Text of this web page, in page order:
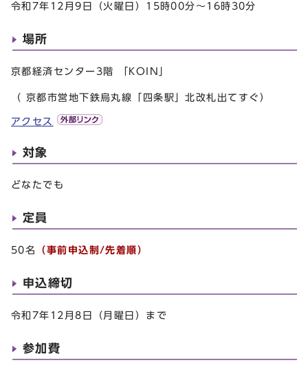
令和7年12月9日（火曜日）15時00分～16時30分
場所
京都経済センター3階 「KOIN」
（ 京都市営地下鉄烏丸線「四条駅」北改札出てすぐ）
アクセス
対象
どなたでも
定員
50名 （事前申込制/先着順）
申込締切
令和7年12月8日（月曜日）まで
参加費